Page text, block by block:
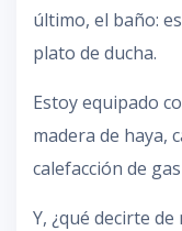
último, el baño:
plato de ducha.
Estoy equipado
madera de haya,
calefacción de
Y, ¿qué decirte